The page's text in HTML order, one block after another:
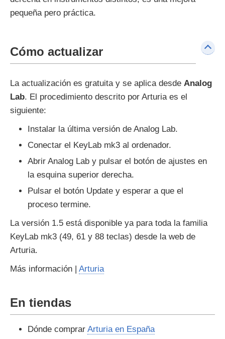
pequeña pero práctica.
Cómo actualizar
La actualización es gratuita y se aplica desde Analog
Lab. El procedimiento descrito por Arturia es el
siguiente:
Instalar la última versión de Analog Lab.
Conectar el KeyLab mk3 al ordenador.
Abrir Analog Lab y pulsar el botón de ajustes en
la esquina superior derecha.
Pulsar el botón Update y esperar a que el
proceso termine.
La versión 1.5 está disponible ya para toda la familia
KeyLab mk3 (49, 61 y 88 teclas) desde la web de
Arturia.
Más información | Arturia
En tiendas
Dónde comprar Arturia en España